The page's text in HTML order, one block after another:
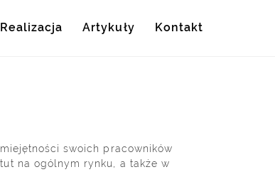
Realizacja Artykuły Kontakt
swoich pracowników
na ogólnym rynku, a także w